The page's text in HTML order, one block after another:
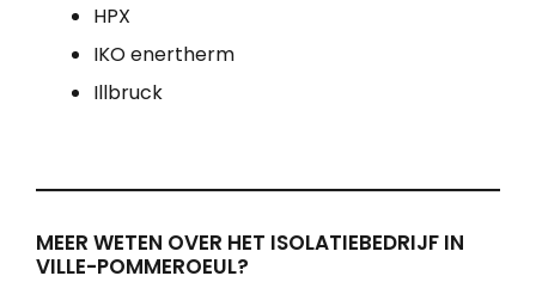
HPX
IKO enertherm
Illbruck
MEER WETEN OVER HET ISOLATIEBEDRIJF IN
VILLE-POMMEROEUL?